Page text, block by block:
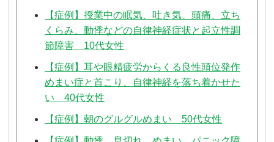
【症例】授業中の眠気、吐き気、頭痛、立ち
くらみ、動悸などの自律神経症状と起立性調
節障害 10代女性
【症例】耳や眼精疲労からくる良性頭位発作
めまい症と首こり、自律神経を落ち着かせた
い 40代女性
【症例】朝のグルグルめまい 50代女性